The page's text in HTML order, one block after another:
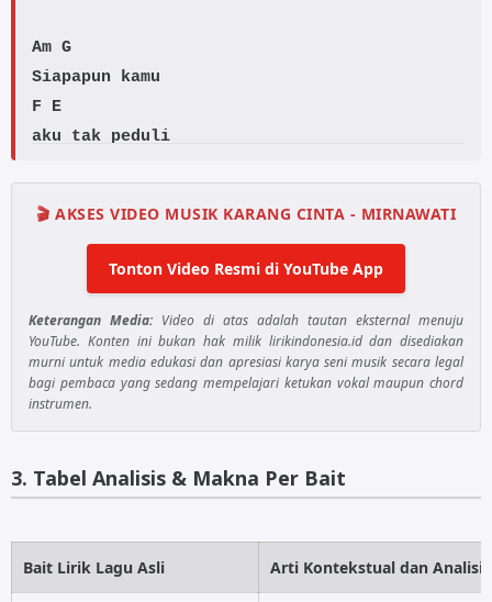
Am G
Siapapun kamu
F E
aku tak peduli
Am
F E
seputih cintaku untuk satu hati
F E Am
Tak mungkin terbagi walaupun sampai mati
Seumpama karang cinta
🎬 AKSES VIDEO MUSIK KARANG CINTA - MIRNAWATI
Tonton Video Resmi di YouTube App
Keterangan Media:Video di atas adalah tautan eksternal menuju
YouTube. Konten ini bukan hak milik lirikindonesia.id dan disediakan
murni untuk media edukasi dan apresiasi karya seni musik secara legal
bagi pembaca yang sedang mempelajari ketukan vokal maupun chord
instrumen.
3. Tabel Analisis & Makna Per Bait
Bait Lirik Lagu Asli Arti Kontekstual dan